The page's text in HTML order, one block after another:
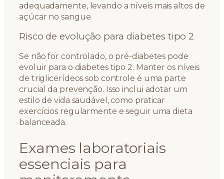
adequadamente, levando a níveis mais altos de
açúcar no sangue.
Risco de evolução para diabetes tipo 2
Se não for controlado, o pré-diabetes pode
evoluir para o diabetes tipo 2. Manter os níveis
de triglicerídeos sob controle é uma parte
crucial da prevenção. Isso inclui adotar um
estilo de vida saudável, como praticar
exercícios regularmente e seguir uma dieta
balanceada.
Exames laboratoriais
essenciais para